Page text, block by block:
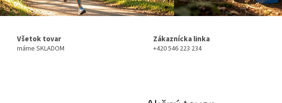
Všetok tovar
máme SKLADOM
Zákaznícka linka
+420 546 223 234